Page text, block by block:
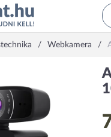
Webkamera